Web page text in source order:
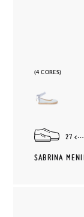
(4 CORES)
27
SABRINA